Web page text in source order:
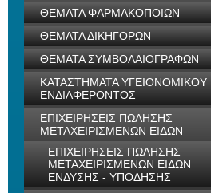
ΘΕΜΑΤΑ ΦΑΡΜΑΚΟΠΟΙΩΝ
ΘΕΜΑΤΑ ΔΙΚΗΓΟΡΩΝ
ΘΕΜΑΤΑ ΣΥΜΒΟΛΑΙΟΓΡΑΦΩΝ
ΚΑΤΑΣΤΗΜΑΤΑ ΥΓΕΙΟΝΟΜΙΚΟΥ
ΕΝΔΙΑΦΕΡΟΝΤΟΣ
ΕΠΙΧΕΙΡΗΣΕΙΣ ΠΩΛΗΣΗΣ
ΜΕΤΑΧΕΙΡΙΣΜΕΝΩΝ ΕΙΔΩΝ
ΕΠΙΧΕΙΡΗΣΕΙΣ ΠΩΛΗΣΗΣ
ΜΕΤΑΧΕΙΡΙΣΜΕΝΩΝ ΕΙΔΩΝ
ΕΝΔΥΣΗΣ - ΥΠΟΔΗΣΗΣ